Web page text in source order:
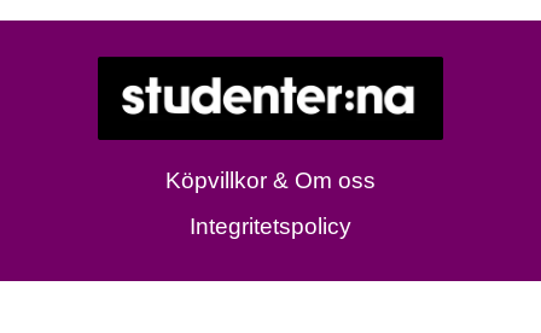
Köpvillkor & Om oss
Integritetspolicy